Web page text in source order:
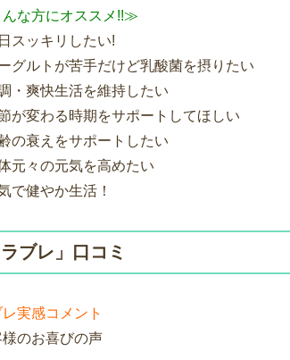
な方にオススメ!!≫
スッキリしたい!
グルトが苦手だけど乳酸菌を摂りたい
・爽快生活を維持したい
が変わる時期をサポートしてほしい
の衰えをサポートしたい
元々の元気を高めたい
で健やか生活！
ラブレ」口コミ
実感コメント
様のお喜びの声